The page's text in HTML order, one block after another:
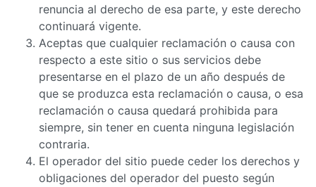
renuncia al derecho de esa parte, y este derecho
continuará vigente.
Aceptas que cualquier reclamación o causa con
respecto a este sitio o sus servicios debe
presentarse en el plazo de un año después de
que se produzca esta reclamación o causa, o esa
reclamación o causa quedará prohibida para
siempre, sin tener en cuenta ninguna legislación
contraria.
El operador del sitio puede ceder los derechos y
obligaciones del operador del puesto según